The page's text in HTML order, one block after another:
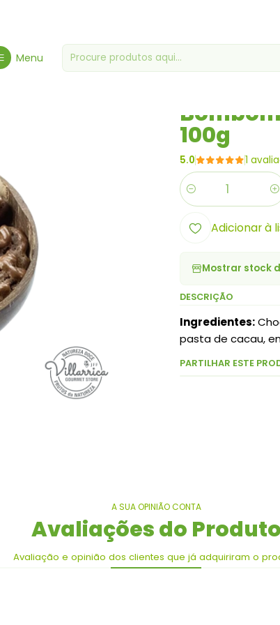
Menu
100g
5.0 1
Quantidade
Adicionar à
Mostrar stock
DESCRIÇÃO
Ingredientes:
pasta de cacau,
PARTILHAR ESTE
A SUA OPINIÃO CONTA
Avaliações do Produto
Avaliação e opinião dos clientes que já adquiriram o